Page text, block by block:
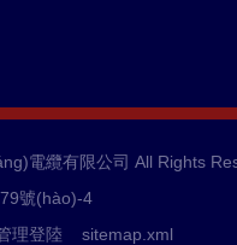
電纜有限公司 All Rights
號(hào)-4
理登陸 sitemap.xml